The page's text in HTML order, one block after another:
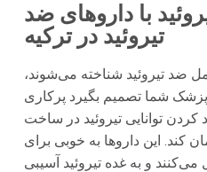
با داروهای ضد
تیروئید درترکیه
ضد تیروئید شناخته می‌شوند،
شما تصمیم بگیرد پرکاری
کردن توانایی تیروئید در ساخت
کند. این داروها به خوبی برای
می‌کنند و به غده تیروئید آسیبی